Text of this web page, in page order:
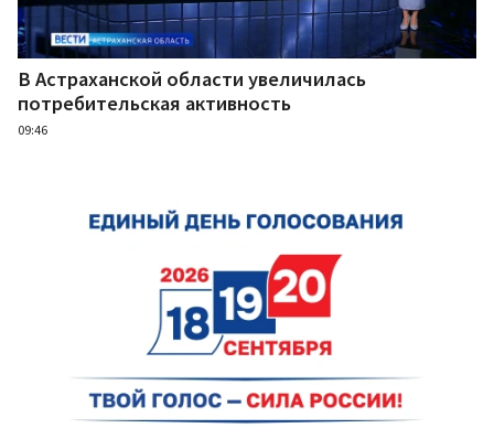
В Астраханской области увеличилась
потребительская активность
09:46